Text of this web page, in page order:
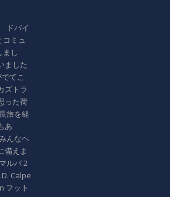
ドバイ
ミュ
まし
ました
てこ
ズトラ
った荷
旅を経
あ
んなヘ
備えま
ルバ 2
Calpe
フット